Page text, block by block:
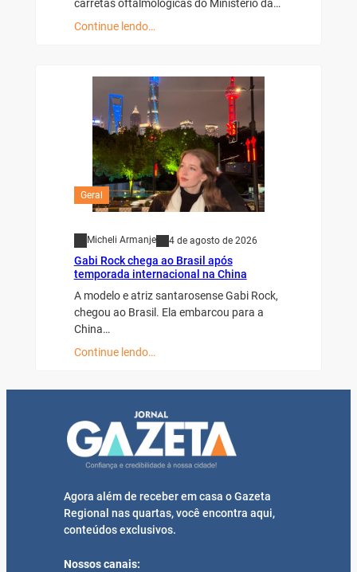
carretas oftalmológicas do Ministério da…
Continue lendo…
Geral
Micheli Armanje 4 de agosto de 2026
Gabi Rock chega ao Brasil após
temporada internacional na China
A modelo e atriz santarosense Gabi Rock,
chegou ao Brasil. Ela embarcou para a
China…
Continue lendo…
Agora além de receber em casa o Gazeta
Regional nas quartas, você encontra aqui,
conteúdos exclusivos.
Nossos canais: